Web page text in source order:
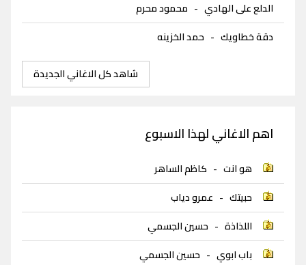
الدلع على الهادي - محمود محرم
دقة خطاويك - حمد الخزينه
شاهد كل الاغاني الجديدة
اهم الاغاني لهذا الاسبوع
هو انت - كاظم الساهر
حبيتك - عمرو دياب
اللذاذة - حسين الجسمي
باب ابوي - حسين الجسمي